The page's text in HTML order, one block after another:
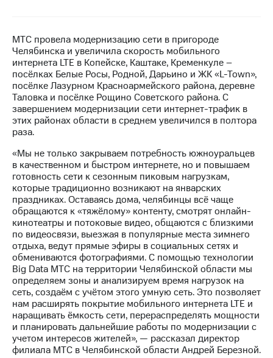
Контакты
Новости
в
регионе
и акционерам
Корпоративное
Корпоративный
секретарь
Раскрытие
информации
Информация
акционерам
Документы
ПАО
"МТС"
Собрания
акционеров
Личный
кабинет
акционера
Акционерный
капитал
Контроль
МТС провела модернизацию сети в пригороде
Челябинска и увеличила скорость мобильного
интернета LTE в Копейске, Каштаке, Кременкуле –
посёлках Белые Росы, Родной, Дарьино и ЖК «L-Town»,
посёлке Лазурном Красноармейского района, деревне
Таловка и посёлке Рощино Советского района. С
завершением модернизации сети интернет-трафик в
этих районах области в среднем увеличился в полтора
раза.
«Мы не только закрываем потребность южноуральцев
в качественном и быстром интернете, но и повышаем
готовность сети к сезонным пиковым нагрузкам,
которые традиционно возникают на январских
праздниках. Оставаясь дома, челябинцы всё чаще
обращаются к «тяжёлому» контенту, смотрят онлайн-
кинотеатры и потоковые видео, общаются с близкими
по видеосвязи, выезжая в популярные места зимнего
отдыха, ведут прямые эфиры в социальных сетях и
обмениваются фотографиями. С помощью технологии
Big Data МТС на территории Челябинской области мы
определяем зоны и анализируем время нагрузок на
сеть, создаём с учётом этого умную сеть. Это позволяет
нам расширять покрытие мобильного интернета LTE и
наращивать ёмкость сети, перераспределять мощности
и планировать дальнейшие работы по модернизации с
учетом интересов жителей», — рассказал директор
филиала МТС в Челябинской области Андрей Березной.